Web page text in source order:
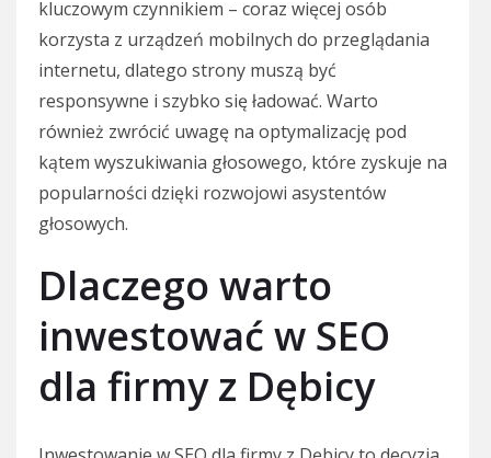
kluczowym czynnikiem – coraz więcej osób
korzysta z urządzeń mobilnych do przeglądania
internetu, dlatego strony muszą być
responsywne i szybko się ładować. Warto
również zwrócić uwagę na optymalizację pod
kątem wyszukiwania głosowego, które zyskuje na
popularności dzięki rozwojowi asystentów
głosowych.
Dlaczego warto
inwestować w SEO
dla firmy z Dębicy